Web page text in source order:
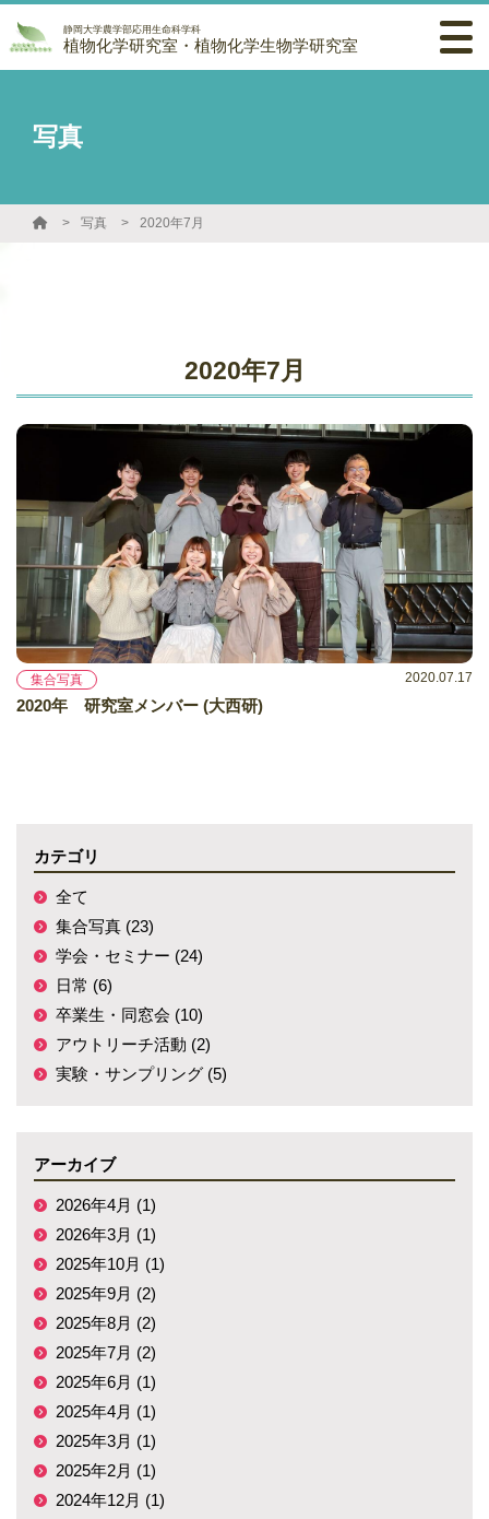
静岡大学農学部応用生命科学科
植物化学研究室・植物化学生物学研究室
写真
写真 2020年7月
2020年7月
集合写真 2020.07.17
2020年 研究室メンバー (大西研)
カテゴリ
全て
集合写真 (23)
学会・セミナー (24)
日常 (6)
卒業生・同窓会 (10)
アウトリーチ活動 (2)
実験・サンプリング (5)
アーカイブ
2026年4月 (1)
2026年3月 (1)
2025年10月 (1)
2025年9月 (2)
2025年8月 (2)
2025年7月 (2)
2025年6月 (1)
2025年4月 (1)
2025年3月 (1)
2025年2月 (1)
2024年12月 (1)